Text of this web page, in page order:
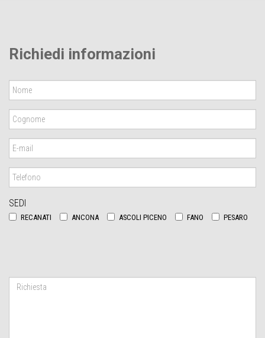
Richiedi informazioni
SEDI
RECANATI ANCONA ASCOLI PICENO FANO PESARO